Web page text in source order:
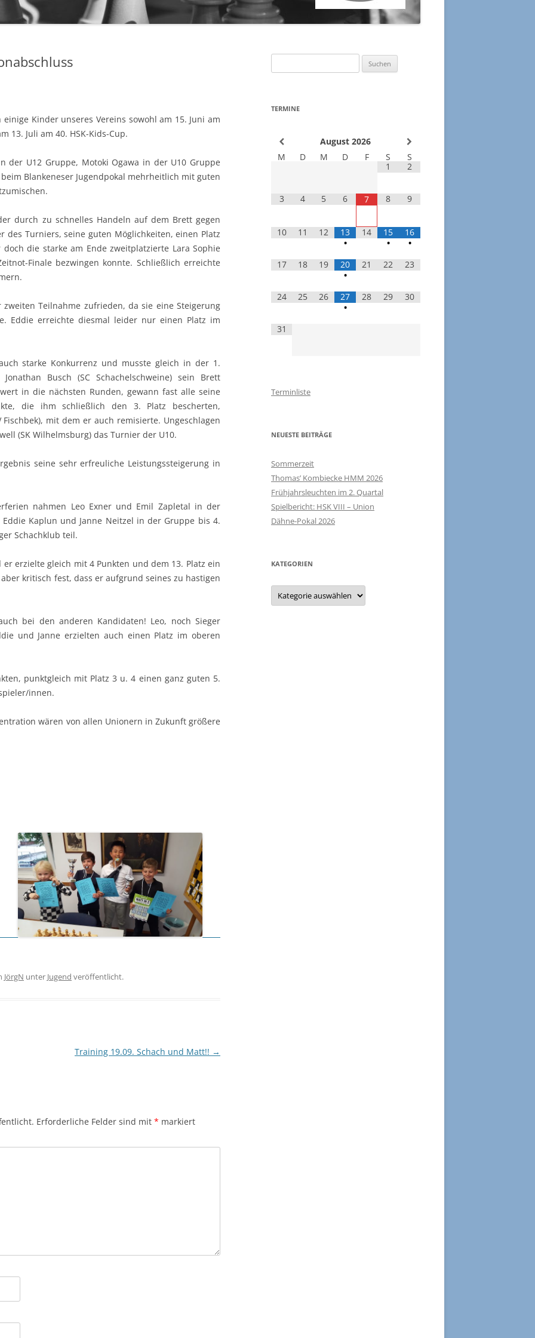
6. MANNSCHAFT
ARCHIV
2017
2015
2011
DWZ/ELO-RECHNER
ANMELDEN
Kinder unseres Vereins sowohl am 15. Juni am
13. Juli am 40. HSK-Kids-Cup.
der U12 Gruppe, Motoki Ogawa in der U10 Gruppe
Blankeneser Jugendpokal mehrheitlich mit guten
durch zu schnelles Handeln auf dem Brett gegen
des Turniers, seine guten Möglichkeiten, einen Platz
die starke am Ende zweitplatzierte Lara Sophie
Finale bezwingen konnte. Schließlich erreichte
Teilnahme zufrieden, da sie eine Steigerung
Eddie erreichte diesmal leider nur einen Platz im
starke Konkurrenz und musste gleich in der 1.
Busch (SC Schachelschweine) sein Brett
in die nächsten Runden, gewann fast alle seine
die ihm schließlich den 3. Platz bescherten,
mit dem er auch remisierte. Ungeschlagen
(SK Wilhelmsburg) das Turnier der U10.
seine sehr erfreuliche Leistungssteigerung in
nahmen Leo Exner und Emil Zapletal in der
Kaplun und Janne Neitzel in der Gruppe bis 4.
Schachklub teil.
erzielte gleich mit 4 Punkten und dem 13. Platz ein
kritisch fest, dass er aufgrund seines zu hastigen
bei den anderen Kandidaten! Leo, noch Sieger
und Janne erzielten auch einen Platz im oberen
punktgleich mit Platz 3 u. 4 einen ganz guten 5.
innen.
wären von allen Unionern in Zukunft größere
JörgN unter Jugend veröffentlicht.
Training 19.09. Schach und Matt!! →
Erforderliche Felder sind mit * markiert
nach:
TERMINE
August 2026
M
D M D F S
S
1
2
3 4 5 6 7 8 9
10 11 12
13
•
14
15
•
16
•
17
18 19
20
•
21 22 23
24 25 26
27
•
28 29 30
31
Terminliste
NEUESTE BEITRÄGE
Sommerzeit
Thomas’ Kombiecke HMM 2026
Frühjahrsleuchten im 2. Quartal
Spielbericht: HSK VIII – Union
Dähne-Pokal 2026
KATEGORIEN
Kategorien